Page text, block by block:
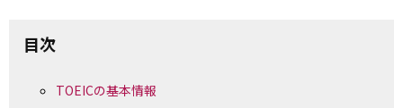
目次
TOEICの基本情報